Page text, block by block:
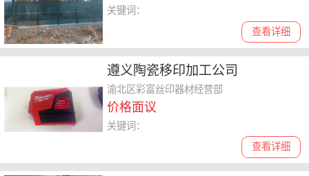
查看详细
关键词：
遵义陶瓷移印加工公司
渝北区彩富丝印器材经营部
价格面议
查看详细
关键词：